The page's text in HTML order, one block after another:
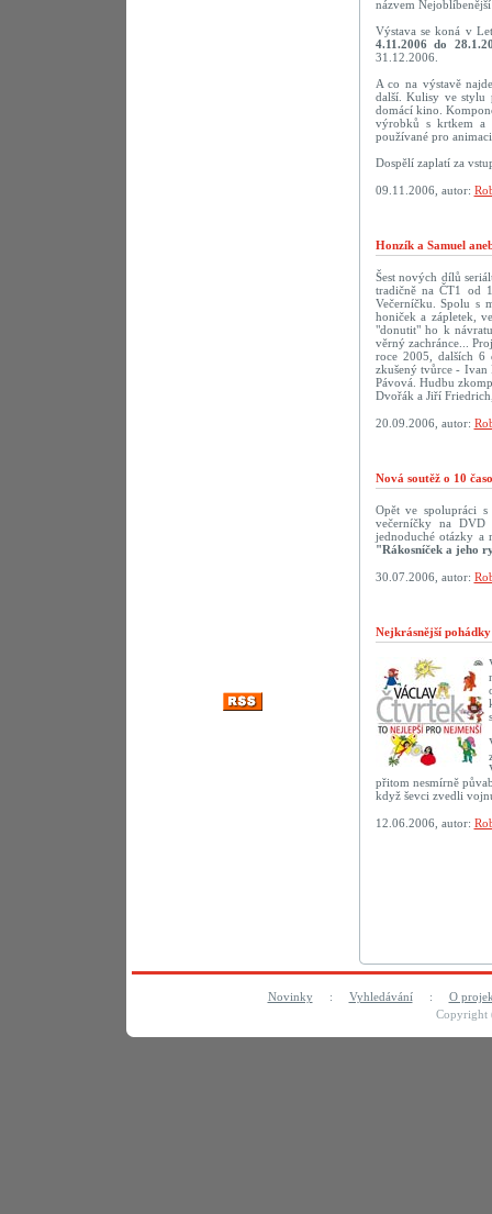
názvem
Výstava se koná v
4.11.2006 do
31.12.2006.
A co na výstavě
další. Kulisy ve stylu
domácí kino.
výrobků s krtkem a
používané pro
Dospělí zaplatí za
09.11.2006, autor:
Honzík a Samuel
Šest nových dílů
tradičně na ČT1 od
Večerníčku. Spolu s
honiček a zápletek,
"donutit" ho k
věrný zachránce...
roce 2005, dalších 6
zkušený tvůrce - Ivan
Pávová. Hudbu
Dvořák a Jiří
20.09.2006, autor:
Nová soutěž o 10
Opět ve spolupráci
večerníčky na DVD
jednoduché otázky a
"Rákosníček a jeho
30.07.2006, autor:
Nejkrásnější
přitom nesmírně
když ševci zvedli
12.06.2006, autor:
Novinky: Vyhledávání: O
Copyright